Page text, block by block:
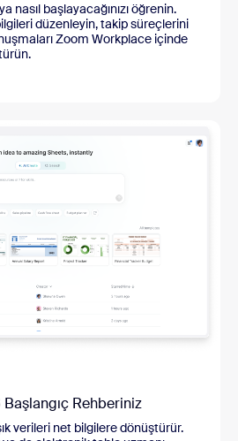
nasıl başlayacağınızı öğrenin.
düzenleyin, takip süreçlerini
Zoom Workplace içinde
Rehberiniz
verileri net bilgilere dönüştürür.